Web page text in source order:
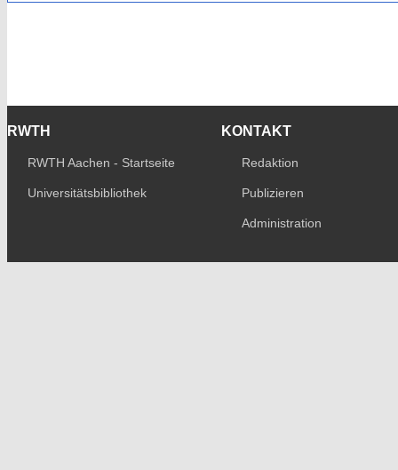
RWTH
RWTH Aachen - Startseite
Universitätsbibliothek
KONTAKT
Redaktion
Publizieren
Administration